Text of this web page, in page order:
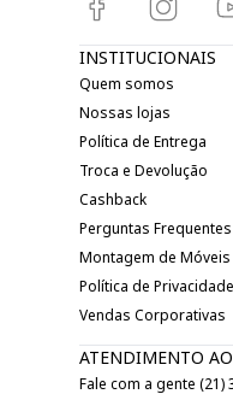
INSTITUCIONAIS
Quem somos
Nossas lojas
Política de Entrega
Troca e Devolução
Cashback
Perguntas Frequentes
Montagem de Móveis
Política de Privacidade
Vendas Corporativas
ATENDIMENTO
Fale com a gente (21)